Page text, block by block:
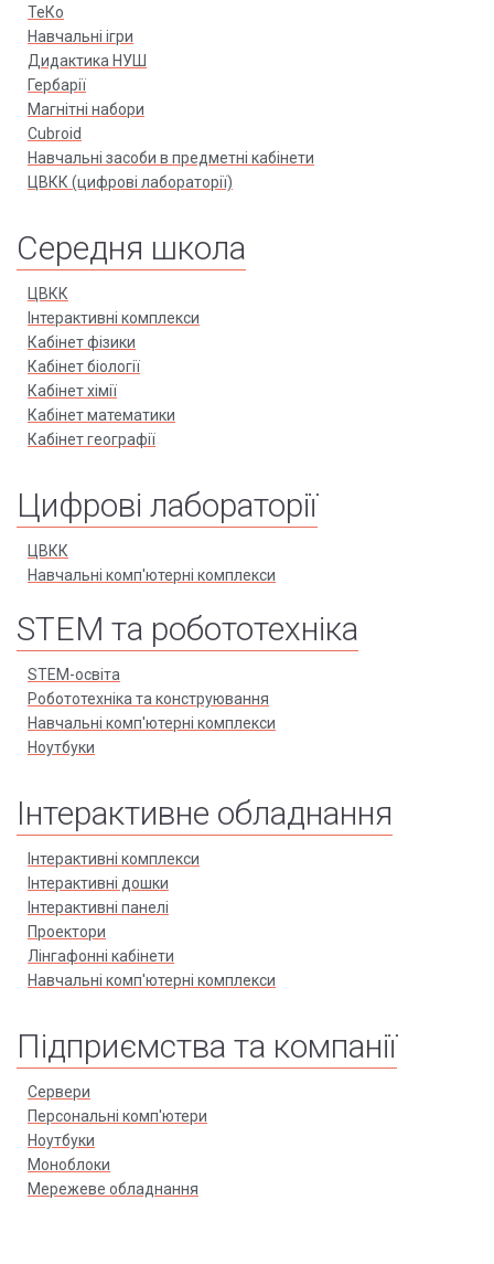
ТеКо
Навчальні ігри
Дидактика НУШ
Гербарії
Магнітні набори
Cubroid
Навчальні засоби в предметні кабінети
ЦВКК (цифрові лабораторії)
Середня школа
ЦВКК
Інтерактивні комплекси
Кабінет фізики
Кабінет біології
Кабінет хімії
Кабінет математики
Кабінет географії
Цифрові лабораторії
ЦВКК
Навчальні комп'ютерні комплекси
STEM та робототехніка
STEM-освіта
Робототехніка та конструювання
Навчальні комп'ютерні комплекси
Ноутбуки
Інтерактивне обладнання
Інтерактивні комплекси
Інтерактивні дошки
Інтерактивні панелі
Проектори
Лінгафонні кабінети
Навчальні комп'ютерні комплекси
Підприємства та компанії
Сервери
Персональні комп'ютери
Ноутбуки
Моноблоки
Мережеве обладнання